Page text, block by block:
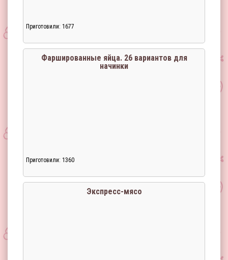
Приготовили: 1677
Фаршированные яйца. 26 вариантов для
начинки
Приготовили: 1360
Экспресс-мясо